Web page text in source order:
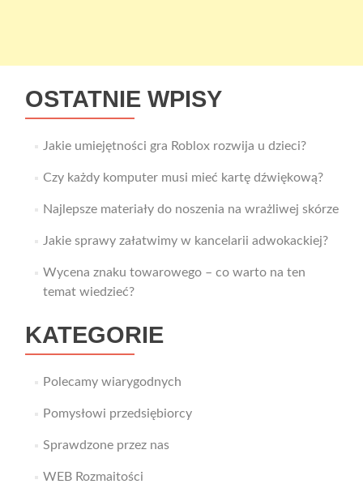
OSTATNIE WPISY
Jakie umiejętności gra Roblox rozwija u dzieci?
Czy każdy komputer musi mieć kartę dźwiękową?
Najlepsze materiały do noszenia na wrażliwej skórze
Jakie sprawy załatwimy w kancelarii adwokackiej?
Wycena znaku towarowego – co warto na ten
temat wiedzieć?
KATEGORIE
Polecamy wiarygodnych
Pomysłowi przedsiębiorcy
Sprawdzone przez nas
WEB Rozmaitości